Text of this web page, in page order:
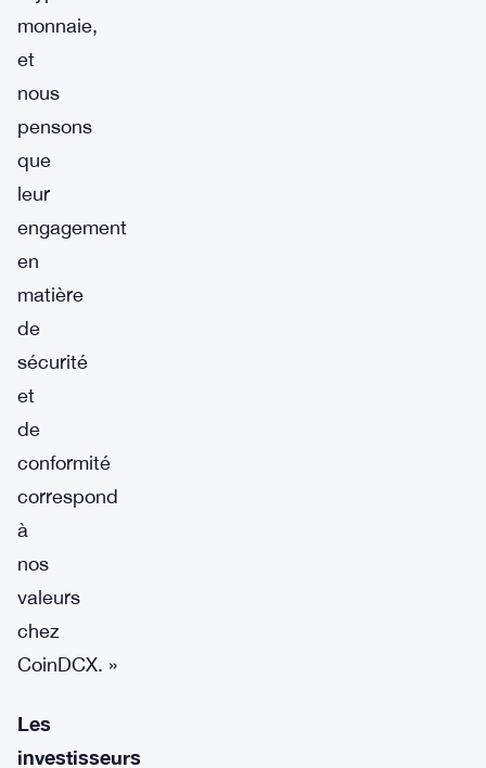
monnaie,
et
nous
pensons
que
leur
engagement
en
matière
de
sécurité
et
de
conformité
correspond
à
nos
valeurs
chez
CoinDCX. »
Les
investisseurs